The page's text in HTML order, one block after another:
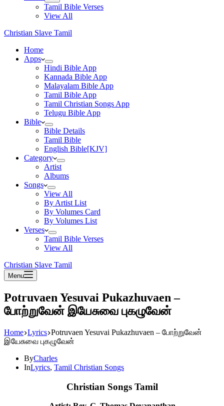
Tamil Bible Verses
View All
Christian Slave Tamil
Home
Apps
Hindi Bible App
Kannada Bible App
Malayalam Bible App
Tamil Bible App
Tamil Christian Songs App
Telugu Bible App
Bible
Bible Details
Tamil Bible
English Bible[KJV]
Category
Artist
Albums
Songs
View All
By Artist List
By Volumes Card
By Volumes List
Verses
Tamil Bible Verses
View All
Christian Slave Tamil
Menu
Potruvaen Yesuvai Pukazhuvaen –
போற்றுவேன் இயேசுவை புகழுவேன்
Home Lyrics Potruvaen Yesuvai Pukazhuvaen – போற்றுவேன்
இயேசுவை புகழுவேன்
ByCharles
InLyrics, Tamil Christian Songs
Christian Songs Tamil